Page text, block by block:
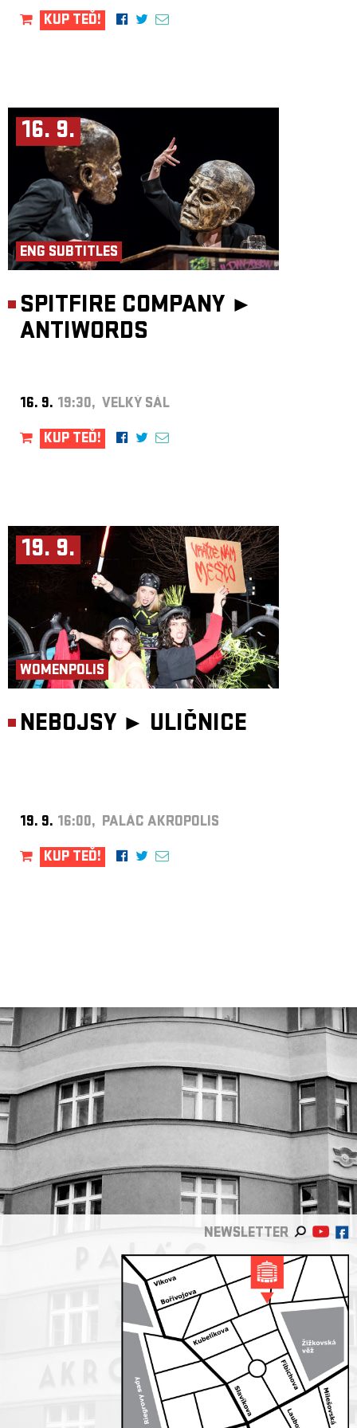
KUP TEĎ!
16. 9.
ENG SUBTITLES
SPITFIRE COMPANY ►
ANTIWORDS
16. 9. 19:30, VELKÝ SÁL
KUP TEĎ!
19. 9.
WOMENPOLIS
NEBOJSY ► ULIČNICE
19. 9. 16:00, PALÁC AKROPOLIS
KUP TEĎ!
NEWSLETTER